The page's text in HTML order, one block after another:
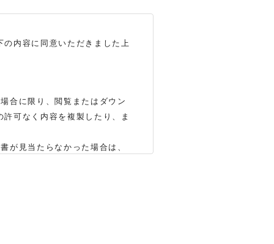
内容に同意いただきました上
合に限り、閲覧またはダウン
可なく内容を複製したり、ま
が見当たらなかった場合は、
めご了承ください。
社「